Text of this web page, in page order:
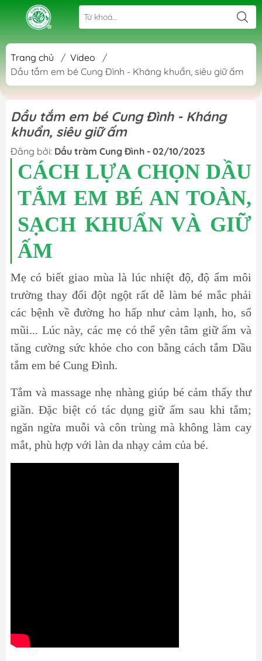
Trang chủ / Video
/
Dầu tắm em bé Cung Đình - Kháng khuẩn, siêu giữ ấm
Dầu tắm em bé Cung Đình - Kháng
khuẩn, siêu giữ ấm
Đăng bởi: Dầu tràm Cung Đình - 02/10/2023
CÁCH LỰA CHỌN DẦU
TẮM EM BÉ AN TOÀN,
SẠCH KHUẨN VÀ GIỮ
ẤM
Mẹ có biết giao mùa là lúc nhiệt độ, độ ẩm môi
trường thay đổi đột ngột rất dễ làm bé mắc phải
các bệnh về đường ho hấp như cảm lạnh, ho, sổ
mũi... Lúc này, các mẹ có thể yên tâm giữ ấm và
tăng cường sức khỏe cho con bằng cách tắm Dầu
tắm em bé Cung Đình.
Tắm và massage nhẹ nhàng giúp bé cảm thấy thư
giãn. Đặc biệt có tác dụng giữ ấm sau khi tắm;
ngăn ngừa muỗi và côn trùng mà không làm cay
mắt, phù hợp với làn da nhạy cảm của bé.